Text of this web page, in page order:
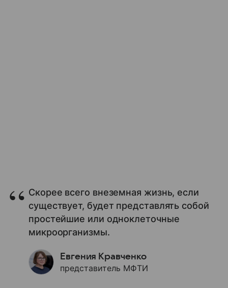
Скорее всего внеземная жизнь, если
существует, будет представлять собой
простейшие или одноклеточные
микроорганизмы.
Евгения Кравченко
представитель МФТИ